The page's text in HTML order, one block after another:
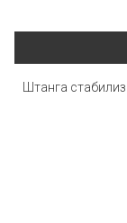
Штанга